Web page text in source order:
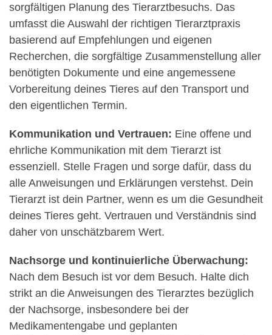
sorgfältigen Planung des Tierarztbesuchs. Das
umfasst die Auswahl der richtigen Tierarztpraxis
basierend auf Empfehlungen und eigenen
Recherchen, die sorgfältige Zusammenstellung aller
benötigten Dokumente und eine angemessene
Vorbereitung deines Tieres auf den Transport und
den eigentlichen Termin.
Kommunikation und Vertrauen: Eine offene und
ehrliche Kommunikation mit dem Tierarzt ist
essenziell. Stelle Fragen und sorge dafür, dass du
alle Anweisungen und Erklärungen verstehst. Dein
Tierarzt ist dein Partner, wenn es um die Gesundheit
deines Tieres geht. Vertrauen und Verständnis sind
daher von unschätzbarem Wert.
Nachsorge und kontinuierliche Überwachung:
Nach dem Besuch ist vor dem Besuch. Halte dich
strikt an die Anweisungen des Tierarztes bezüglich
der Nachsorge, insbesondere bei der
Medikamentengabe und geplanten